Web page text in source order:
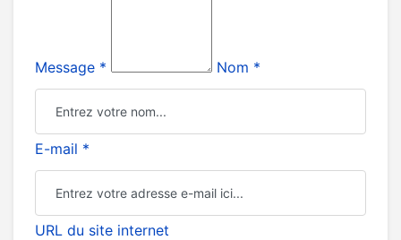
Message * Nom *
E-mail *
URL du site internet